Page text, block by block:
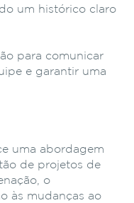
um histórico claro
para comunicar
e garantir uma
uma abordagem
de projetos de
o
às mudanças ao